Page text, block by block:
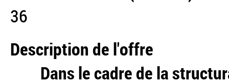
36
Description de l'offre
Dans le cadre de la